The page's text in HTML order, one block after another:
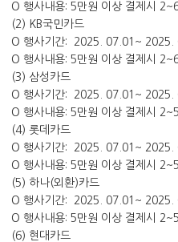
O 행사내용: 5만원 이상 결제시
(2) KB국민카드
O 행사기간: 2025. 07.01~ 2025.
O 행사내용: 5만원 이상 결제시
(3) 삼성카드
O 행사기간: 2025. 07.01~ 2025.
O 행사내용: 5만원 이상 결제시
(4) 롯데카드
O 행사기간: 2025. 07.01~ 2025.
O 행사내용: 5만원 이상 결제시
(5) 하나(외환)카드
O 행사기간: 2025. 07.01~ 2025.
O 행사내용: 5만원 이상 결제시
(6) 현대카드